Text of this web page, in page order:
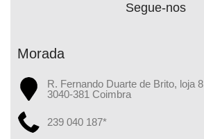
Segue-nos
Morada
R. Fernando Duarte de Brito, loja 8
3040-381 Coimbra
239 040 187*